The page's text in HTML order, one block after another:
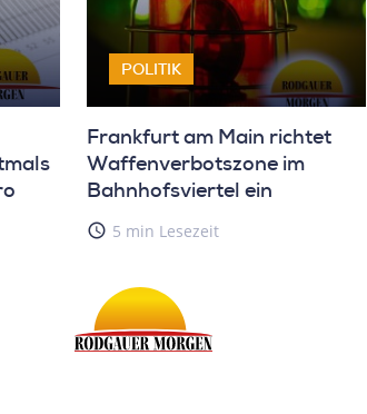
POLITIK
Frankfurt am Main richtet
Waffenverbotszone im
Bahnhofsviertel ein
access_time 5 min Lesezeit